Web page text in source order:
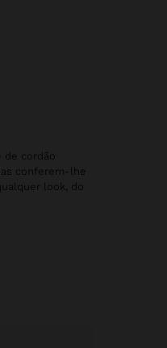
de cordão
conferem-lhe
look, do